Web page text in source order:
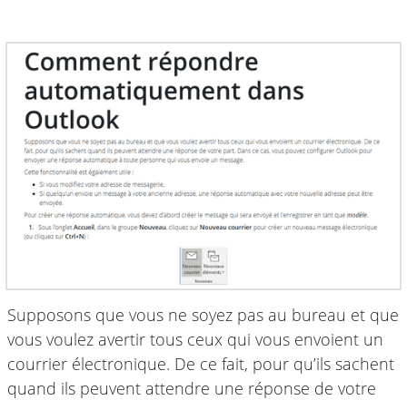
Supposons que vous ne soyez pas au bureau et que
vous voulez avertir tous ceux qui vous envoient un
courrier électronique. De ce fait, pour qu’ils sachent
quand ils peuvent attendre une réponse de votre